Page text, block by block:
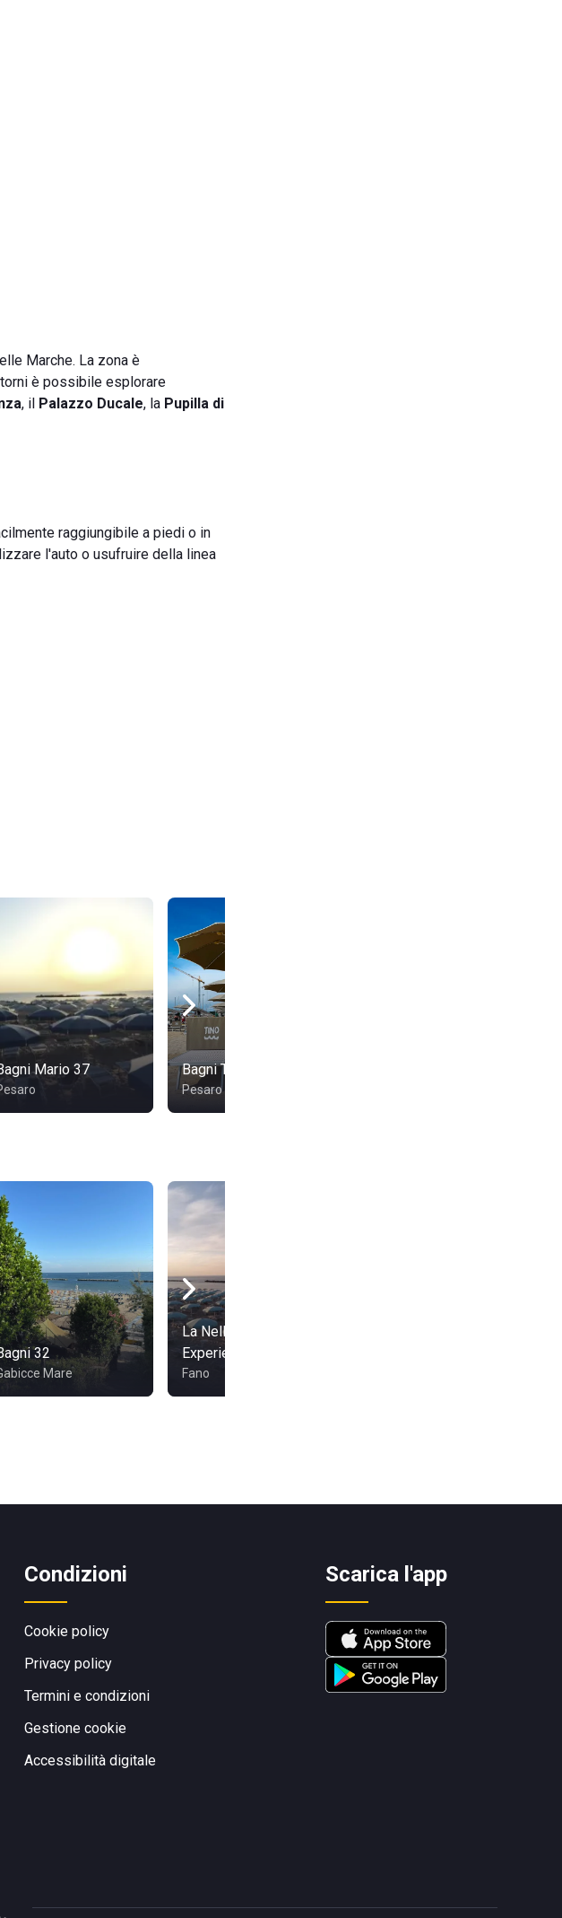
Marche. La zona è
è possibile esplorare
, il Palazzo Ducale, la Pupilla di
raggiungibile a piedi o in
l'auto o usufruire della linea
Mario 37 Bagni Tino 5
Pesaro
32
Mare
La Nella Beach
Experience
Fano
Condizioni
Cookie policy
Privacy policy
Termini e condizioni
Gestione cookie
Accessibilità digitale
Scarica l'app